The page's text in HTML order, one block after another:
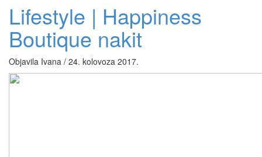
Lifestyle | Happiness
Boutique nakit
Objavila Ivana / 24. kolovoza 2017.